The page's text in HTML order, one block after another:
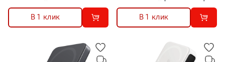
Type-C) черный [A1383H11]
В 1 клик
В 1 клик